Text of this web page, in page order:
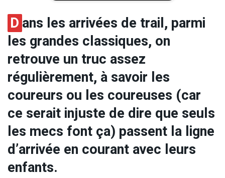
D ans les arrivées de trail, parmi
les grandes classiques, on
retrouve un truc assez
régulièrement, à savoir les
coureurs ou les coureuses (car
ce serait injuste de dire que seuls
les mecs font ça) passent la ligne
d’arrivée en courant avec leurs
enfants.